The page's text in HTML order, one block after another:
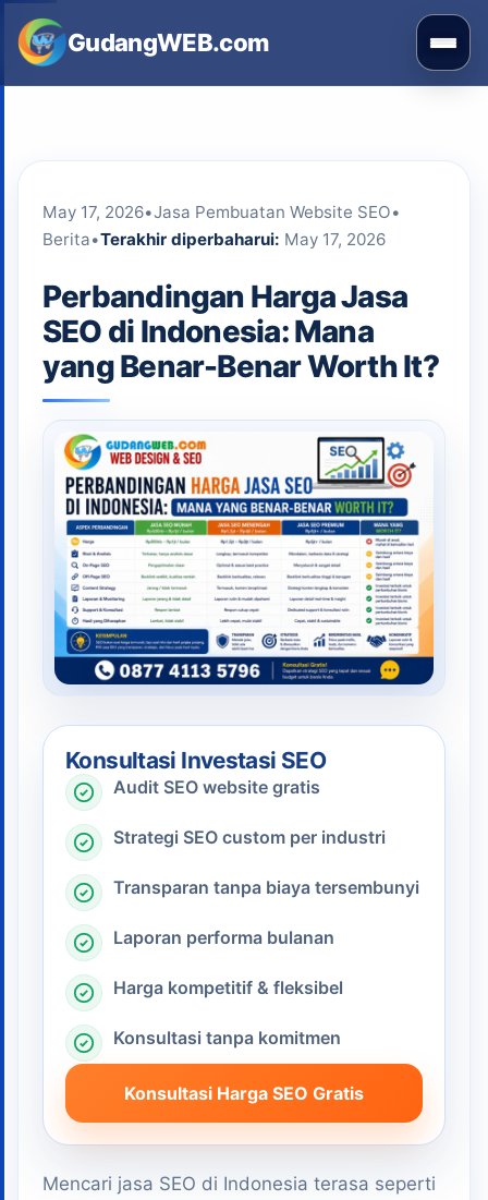
content
GudangWEB.com
Buka
May 17, 2026•Jasa Pembuatan Website SEO•
Berita•Terakhir diperbaharui: May 17, 2026
Perbandingan Harga Jasa
SEO di Indonesia: Mana
yang Benar-Benar Worth It?
Konsultasi Investasi SEO
Audit SEO website gratis
Strategi SEO custom per industri
Transparan tanpa biaya tersembunyi
Laporan performa bulanan
Harga kompetitif & fleksibel
Konsultasi tanpa komitmen
Konsultasi Harga SEO Gratis
Mencari jasa SEO di Indonesia terasa seperti